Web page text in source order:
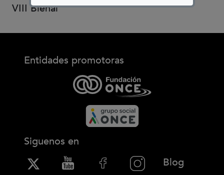
VIII Bienal
Entidades promotoras
Siguenos en
Blog